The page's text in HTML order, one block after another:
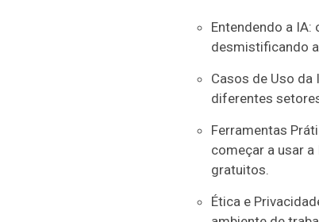
Entendendo a
desmistificando
Casos de Uso da
diferentes
Ferramentas
começar a usar
gratuitos.
Ética e